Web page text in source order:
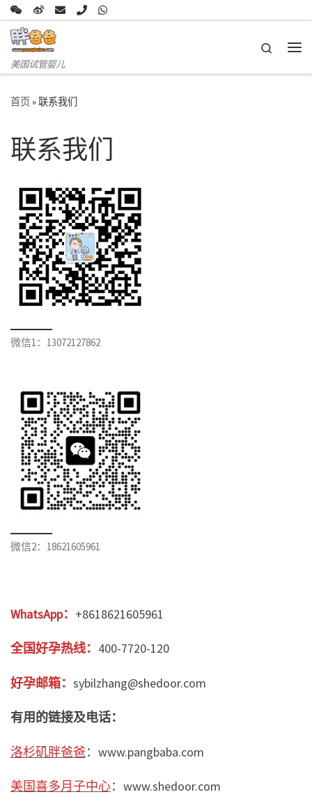
Skip to content
美国试管婴儿
Search
首页»联系我们
联系我们
微信1：13072127862
微信2：18621605961
WhatsApp： +8618621605961
全国好孕热线： 400-7720-120
好孕邮箱： sybilzhang@shedoor.com
有用的链接及电话：
洛杉矶胖爸爸：www.pangbaba.com
美国喜多月子中心：www.shedoor.com